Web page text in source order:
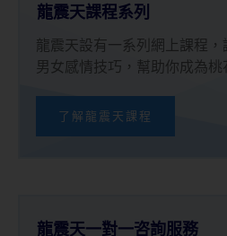
龍震天課程系列
龍震天設有一系列網上課程
男女感情技巧，幫助你成為桃
了解龍震天課程
龍震天一對一咨詢服務